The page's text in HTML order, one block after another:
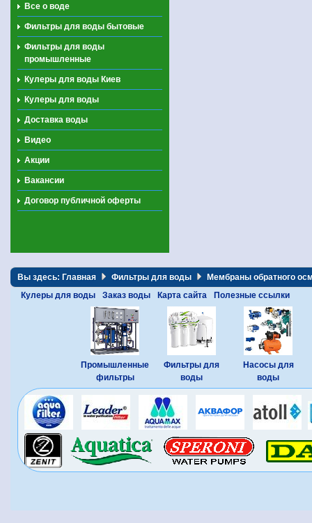
Все о воде
Фильтры для воды бытовые
Фильтры для воды
промышленные
Кулеры для воды Киев
Кулеры для воды
Доставка воды
Видео
Акции
Вакансии
Договор публичной оферты
Вы здесь: Главная Фильтры для воды
Мембраны обратного
Кулеры для воды
Заказ воды Карта сайта Полезные ссылки
Промышленные
фильтры
Фильтры для
воды
Насосы для
воды